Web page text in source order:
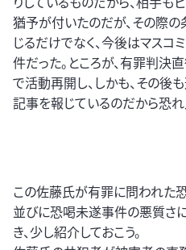
猶予が付いたのだが、その際の
じるだけでなく、今後はマスコ
件だった。ところが、有罪判決
で活動再開し、しかも、その
記事を報じているのだから恐れ
この佐藤氏が有罪に問われた
並びに恐喝未遂事件の悪質さ
き、少し紹介しておこう。